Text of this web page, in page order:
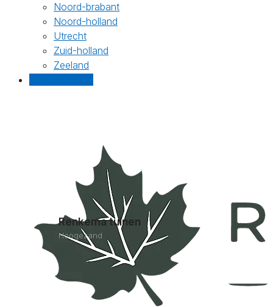
Noord-brabant
Noord-holland
Utrecht
Zuid-holland
Zeeland
Renkema tuinen
Hoogezand